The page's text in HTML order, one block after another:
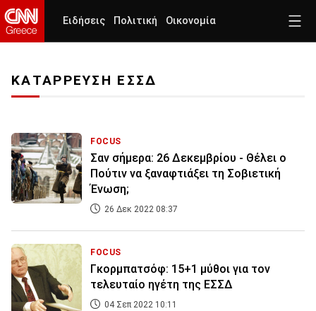
Ειδήσεις Πολιτική Οικονομία
ΚΑΤΑΡΡΕΥΣΗ ΕΣΣΔ
FOCUS
Σαν σήμερα: 26 Δεκεμβρίου - Θέλει ο
Πούτιν να ξαναφτιάξει τη Σοβιετική
Ένωση;
26 Δεκ 2022 08:37
FOCUS
Γκορμπατσόφ: 15+1 μύθοι για τον
τελευταίο ηγέτη της ΕΣΣΔ
04 Σεπ 2022 10:11